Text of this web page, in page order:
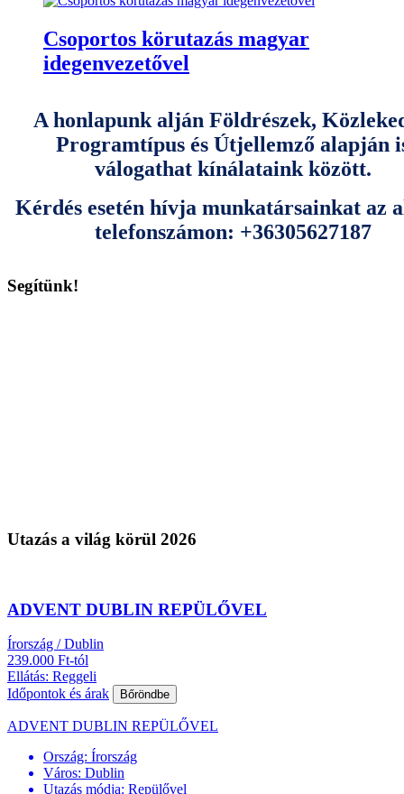
Csoportos körutazás magyar
idegenvezetővel
A honlapunk alján Földrészek,
Programtípus és Útjellemző alapján
válogathat kínálataink között.
Kérdés esetén hívja munkatársainkat az
telefonszámon: +36305627187
Segítünk!
Utazás a világ körül 2026
ADVENT DUBLIN REPÜLŐVEL
Írország / Dublin
239.000 Ft-tól
Ellátás: Reggeli
Időpontok és árak
Bőröndbe
ADVENT DUBLIN REPÜLŐVEL
Ország: Írország
Város: Dublin
Utazás módja: Repülővel